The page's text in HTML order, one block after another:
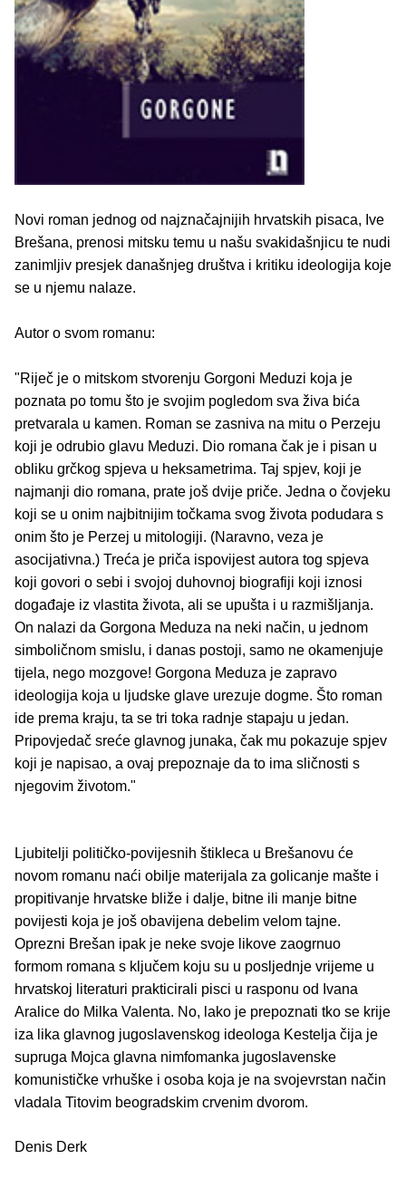
Novi roman jednog od najznačajnijih hrvatskih pisaca, Ive
Brešana, prenosi mitsku temu u našu svakidašnjicu te nudi
zanimljiv presjek današnjeg društva i kritiku ideologija koje
se u njemu nalaze.
Autor o svom romanu:
"Riječ je o mitskom stvorenju Gorgoni Meduzi koja je
poznata po tomu što je svojim pogledom sva živa bića
pretvarala u kamen. Roman se zasniva na mitu o Perzeju
koji je odrubio glavu Meduzi. Dio romana čak je i pisan u
obliku grčkog spjeva u heksametrima. Taj spjev, koji je
najmanji dio romana, prate još dvije priče. Jedna o čovjeku
koji se u onim najbitnijim točkama svog života podudara s
onim što je Perzej u mitologiji. (Naravno, veza je
asocijativna.) Treća je priča ispovijest autora tog spjeva
koji govori o sebi i svojoj duhovnoj biografiji koji iznosi
događaje iz vlastita života, ali se upušta i u razmišljanja.
On nalazi da Gorgona Meduza na neki način, u jednom
simboličnom smislu, i danas postoji, samo ne okamenjuje
tijela, nego mozgove! Gorgona Meduza je zapravo
ideologija koja u ljudske glave urezuje dogme. Što roman
ide prema kraju, ta se tri toka radnje stapaju u jedan.
Pripovjedač sreće glavnog junaka, čak mu pokazuje spjev
koji je napisao, a ovaj prepoznaje da to ima sličnosti s
njegovim životom."
Ljubitelji političko-povijesnih štikleca u Brešanovu će
novom romanu naći obilje materijala za golicanje mašte i
propitivanje hrvatske bliže i dalje, bitne ili manje bitne
povijesti koja je još obavijena debelim velom tajne.
Oprezni Brešan ipak je neke svoje likove zaogrnuo
formom romana s ključem koju su u posljednje vrijeme u
hrvatskoj literaturi prakticirali pisci u rasponu od Ivana
Aralice do Milka Valenta. No, lako je prepoznati tko se krije
iza lika glavnog jugoslavenskog ideologa Kestelja čija je
supruga Mojca glavna nimfomanka jugoslavenske
komunističke vrhuške i osoba koja je na svojevrstan način
vladala Titovim beogradskim crvenim dvorom.
Denis Derk